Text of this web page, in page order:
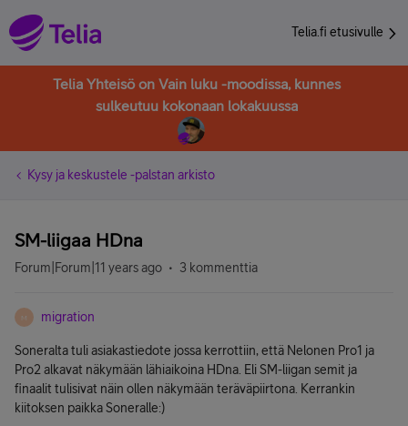
Telia.fi etusivulle
Telia Yhteisö on Vain luku -moodissa, kunnes
sulkeutuu kokonaan lokakuussa
Kysy ja keskustele -palstan arkisto
SM-liigaa HDna
Forum|Forum|11 years ago 3 kommenttia
M migration
Soneralta tuli asiakastiedote jossa kerrottiin, että Nelonen Pro1 ja
Pro2 alkavat näkymään lähiaikoina HDna. Eli SM-liigan semit ja
finaalit tulisivat näin ollen näkymään teräväpiirtona. Kerrankin
kiitoksen paikka Soneralle:)